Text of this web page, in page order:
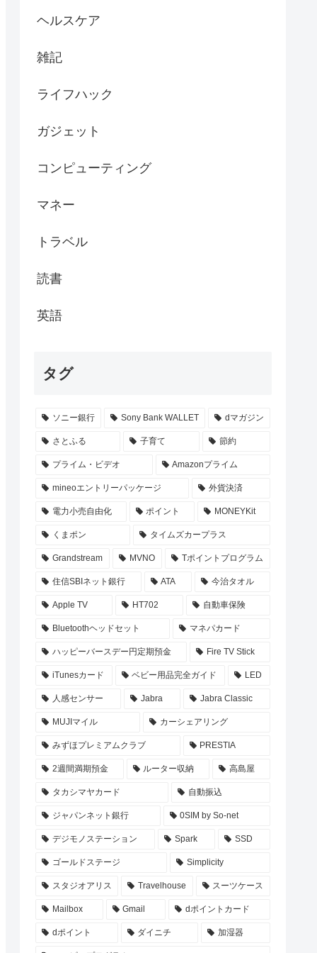
ヘルスケア
雑記
ライフハック
ガジェット
コンピューティング
マネー
トラベル
読書
英語
タグ
ソニー銀行 Sony Bank WALLET dマガジン
さとふる 子育て 節約
プライム・ビデオ Amazonプライム
mineoエントリーパッケージ 外貨決済
電力小売自由化 ポイント MONEYKit
くまポン タイムズカープラス
Grandstream MVNO Tポイントプログラム
住信SBIネット銀行 ATA 今治タオル
Apple TV HT702 自動車保険
Bluetoothヘッドセット マネパカード
ハッピーバースデー円定期預金 Fire TV Stick
iTunesカード ベビー用品完全ガイド LED
人感センサー Jabra Jabra Classic
MUJIマイル カーシェアリング
みずほプレミアムクラブ PRESTIA
2週間満期預金 ルーター収納 高島屋
タカシマヤカード 自動振込
ジャパンネット銀行 0SIM by So-net
デジモノステーション Spark SSD
ゴールドステージ Simplicity
スタジオアリス Travelhouse スーツケース
Mailbox Gmail dポイントカード
dポイント ダイニチ 加湿器